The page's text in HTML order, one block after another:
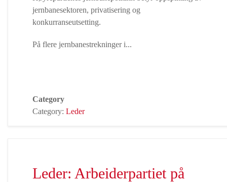
jernbanesektoren, privatisering og
konkurranseutsetting.
På flere jernbanestrekninger i...
Category
Category: Leder
Leder: Arbeiderpartiet på